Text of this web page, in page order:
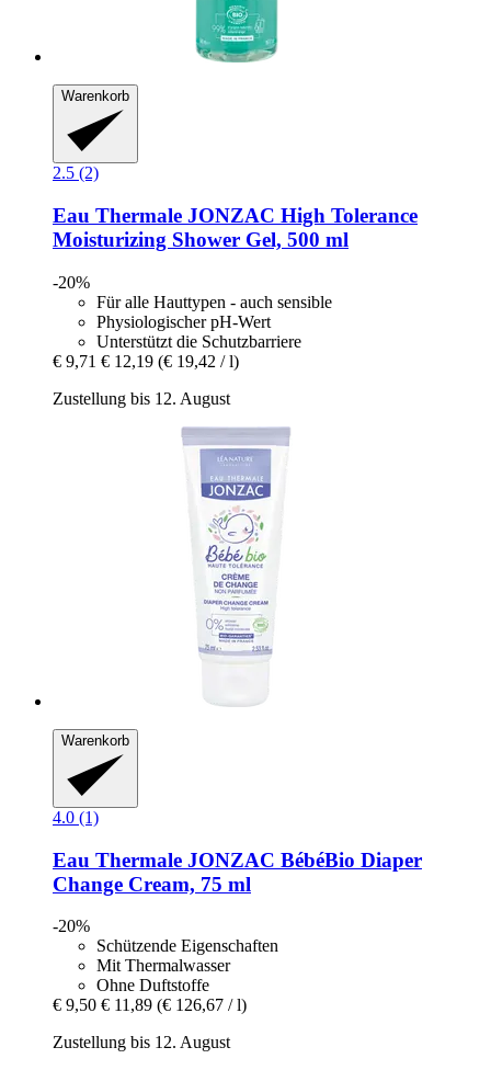
Warenkorb
2.5 (2)
Eau Thermale JONZAC High Tolerance
Moisturizing Shower Gel, 500 ml
-20%
Für alle Hauttypen - auch sensible
Physiologischer pH-Wert
Unterstützt die Schutzbarriere
€ 9,71 € 12,19 (€ 19,42 / l)
Zustellung bis 12. August
Warenkorb
4.0 (1)
Eau Thermale JONZAC BébéBio Diaper
Change Cream, 75 ml
-20%
Schützende Eigenschaften
Mit Thermalwasser
Ohne Duftstoffe
€ 9,50 € 11,89 (€ 126,67 / l)
Zustellung bis 12. August